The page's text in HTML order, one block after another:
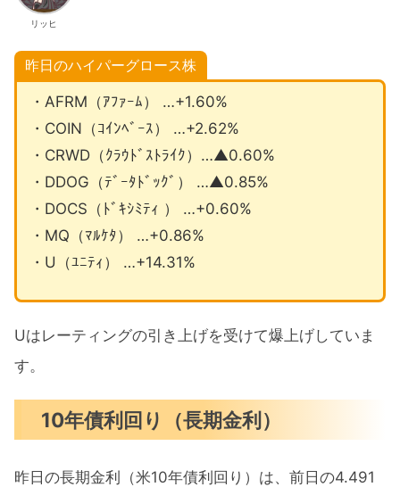
リッヒ
昨日のハイパーグロース株
・AFRM（ｱﾌｧｰﾑ） …+1.60%
・COIN（ｺｲﾝﾍﾞｰｽ） …+2.62%
・CRWD（ｸﾗｳﾄﾞｽﾄﾗｲｸ）…▲0.60%
・DDOG（ﾃﾞｰﾀﾄﾞｯｸﾞ） …▲0.85%
・DOCS（ﾄﾞｷｼﾐﾃｨ ） …+0.60%
・MQ（ﾏﾙｹﾀ） …+0.86%
・U（ﾕﾆﾃｨ） …+14.31%
Uはレーティングの引き上げを受けて爆上げしていま
す。
10年債利回り（長期金利）
昨日の長期金利（米10年債利回り）は、前日の4.491